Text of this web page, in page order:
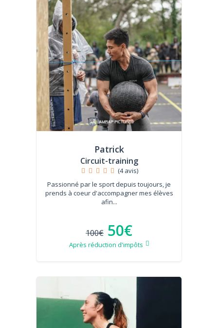
Patrick
Circuit-training
(4 avis)
Passionné par le sport depuis toujours, je
prends à coeur d'accompagner mes élèves
afin...
100€ 50€
Après réduction d'impôts